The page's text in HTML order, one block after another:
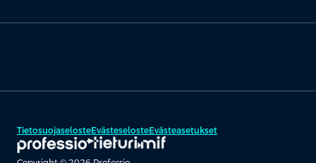
TietosuojaselosteEvästeselosteEvästeasetukset